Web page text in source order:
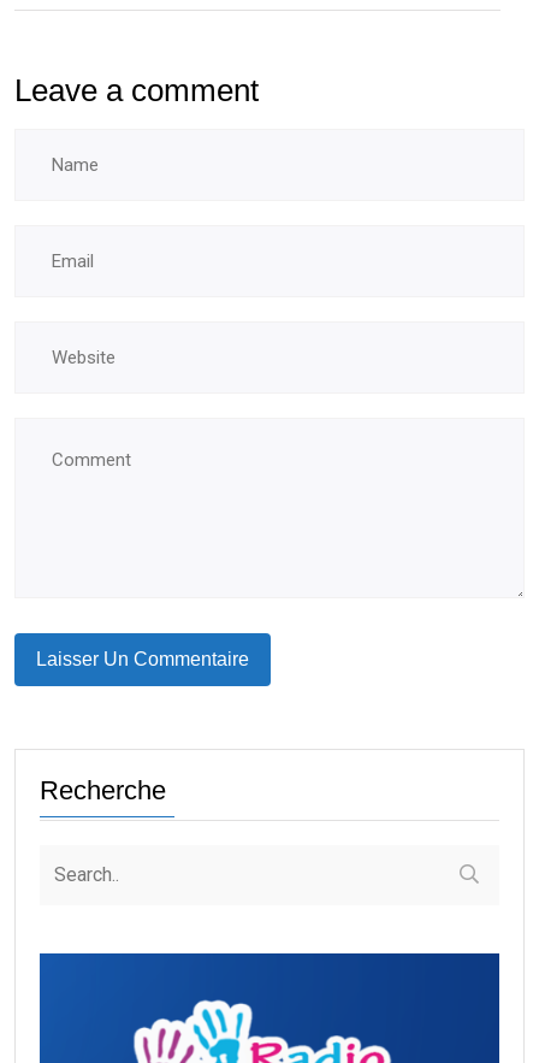
Leave a comment
Recherche